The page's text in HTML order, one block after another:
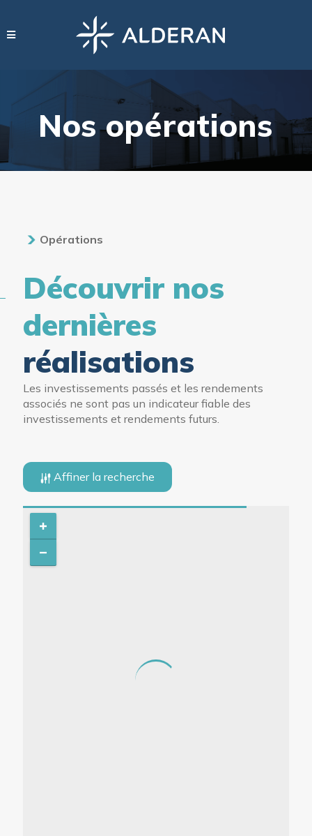
Nos opérations
Opérations
Découvrir nos
dernières
réalisations
Les investissements passés et les rendements
associés ne sont pas un indicateur fiable des
investissements et rendements futurs.
Affiner la recherche